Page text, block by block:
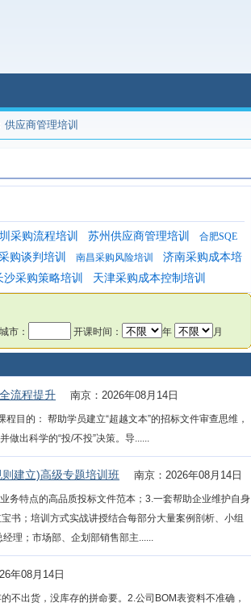
供应商管理培训
采购流程培训 苏州供应商管理培训
合肥SQE
购谈判培训 南昌采购风险培训
济南采购成本培
沙采购策略培训 天津采购成本控制培训
市： 开课时间： 年 月
流程提升 南京：2026年08月14日
目的： 帮助学员建立“超越文本”的招标文件审查思维，
做出科学的“投/不投”决策。导......
建立)高级专题培训班 南京：2026年08月14日
务特点的高品质投标文件范本；3.一套帮助企业维护自身
书；培训方式实战讲授结合每部分大量案例剖析、小组
理；市场部、企划部销售部主......
年08月14日
不出货，没库存的拼命要。2.公司BOM表资料不准确，